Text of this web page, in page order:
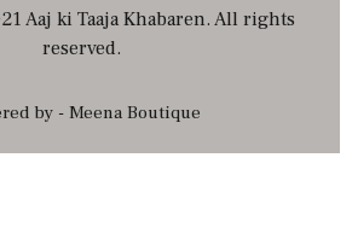
Aaj ki Taaja Khabaren. All rights
reserved.
by - Meena Boutique